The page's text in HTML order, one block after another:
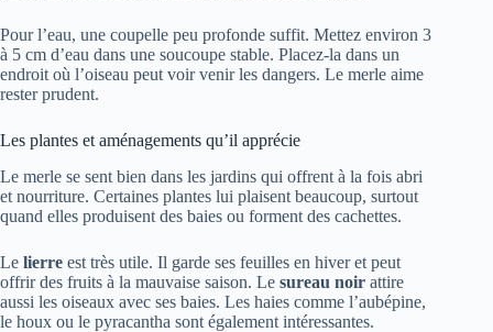
Pour l’eau, une coupelle peu profonde suffit. Mettez environ 3
à 5 cm d’eau dans une soucoupe stable. Placez-la dans un
endroit où l’oiseau peut voir venir les dangers. Le merle aime
rester prudent.
Les plantes et aménagements qu’il apprécie
Le merle se sent bien dans les jardins qui offrent à la fois abri
et nourriture. Certaines plantes lui plaisent beaucoup, surtout
quand elles produisent des baies ou forment des cachettes.
Le lierre est très utile. Il garde ses feuilles en hiver et peut
offrir des fruits à la mauvaise saison. Le sureau noir attire
aussi les oiseaux avec ses baies. Les haies comme l’aubépine,
le houx ou le pyracantha sont également intéressantes.